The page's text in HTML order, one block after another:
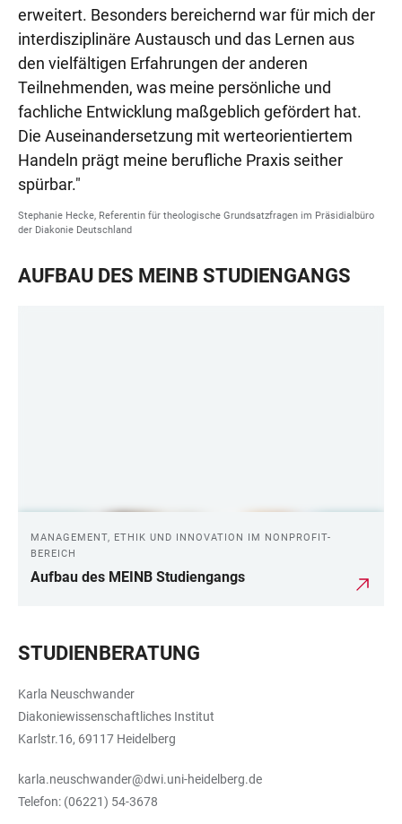
erweitert. Besonders bereichernd war für mich der
interdisziplinäre Austausch und das Lernen aus
den vielfältigen Erfahrungen der anderen
Teilnehmenden, was meine persönliche und
fachliche Entwicklung maßgeblich gefördert hat.
Die Auseinandersetzung mit werteorientiertem
Handeln prägt meine berufliche Praxis seither
spürbar."
Stephanie Hecke, Referentin für theologische Grundsatzfragen im Präsidialbüro
der Diakonie Deutschland
AUFBAU DES MEINB STUDIENGANGS
MANAGEMENT, ETHIK UND INNOVATION IM NONPROFIT-
BEREICH
Aufbau des MEINB Studiengangs
STUDIENBERATUNG
Karla Neuschwander
Diakoniewissenschaftliches Institut
Karlstr.16, 69117 Heidelberg
karla.neuschwander@dwi.uni-heidelberg.de
Telefon: (06221) 54-3678